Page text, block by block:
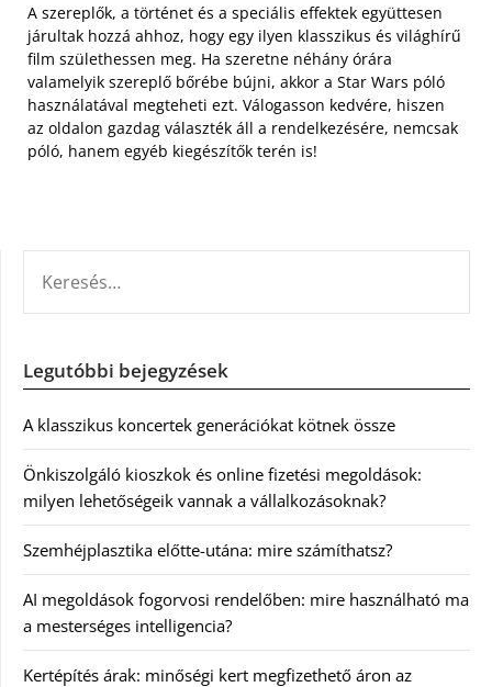
A szereplők, a történet és a speciális effektek együttesen
járultak hozzá ahhoz, hogy egy ilyen klasszikus és világhírű
film születhessen meg. Ha szeretne néhány órára
valamelyik szereplő bőrébe bújni, akkor a Star Wars póló
használatával megteheti ezt. Válogasson kedvére, hiszen
az oldalon gazdag választék áll a rendelkezésére, nemcsak
póló, hanem egyéb kiegészítők terén is!
Legutóbbi bejegyzések
A klasszikus koncertek generációkat kötnek össze
Önkiszolgáló kioszkok és online fizetési megoldások:
milyen lehetőségeik vannak a vállalkozásoknak?
Szemhéjplasztika előtte-utána: mire számíthatsz?
AI megoldások fogorvosi rendelőben: mire használható ma
a mesterséges intelligencia?
Kertépítés árak: minőségi kert megfizethető áron az